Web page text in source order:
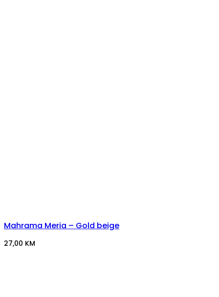
Mahrama Meria – Gold beige
27,00 KM